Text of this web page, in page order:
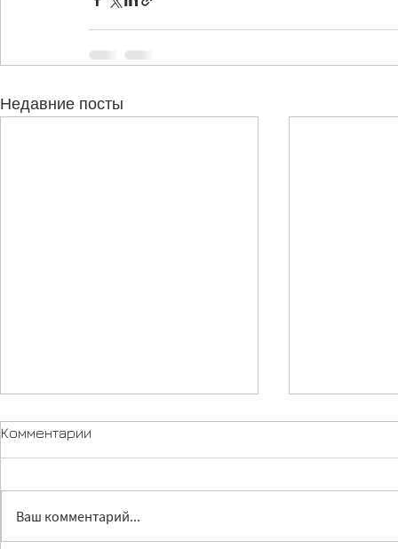
Недавние посты
Комментарии
Ваш комментарий...